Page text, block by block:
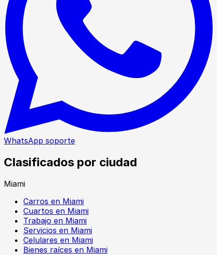
WhatsApp soporte
Clasificados por ciudad
Miami
Carros en Miami
Cuartos en Miami
Trabajo en Miami
Servicios en Miami
Celulares en Miami
Bienes raíces en Miami